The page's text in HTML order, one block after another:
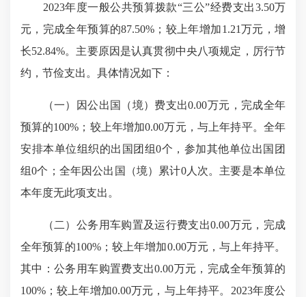
2023年度一般公共预算拨款“三公”经费支出3.50万
元，完成全年预算的87.50%；较上年增加1.21万元，增
长52.84%。主要原因是认真贯彻中央八项规定，厉行节
约，节俭支出。具体情况如下：
（一）因公出国（境）费支出0.00万元，完成全年
预算的100%；较上年增加0.00万元，与上年持平。全年
安排本单位组织的出国团组0个，参加其他单位出国团
组0个；全年因公出国（境）累计0人次。主要是本单位
本年度无此项支出。
（二）公务用车购置及运行费支出0.00万元，完成
全年预算的100%；较上年增加0.00万元，与上年持平。
其中：公务用车购置费支出0.00万元，完成全年预算的
100%；较上年增加0.00万元，与上年持平。2023年度公